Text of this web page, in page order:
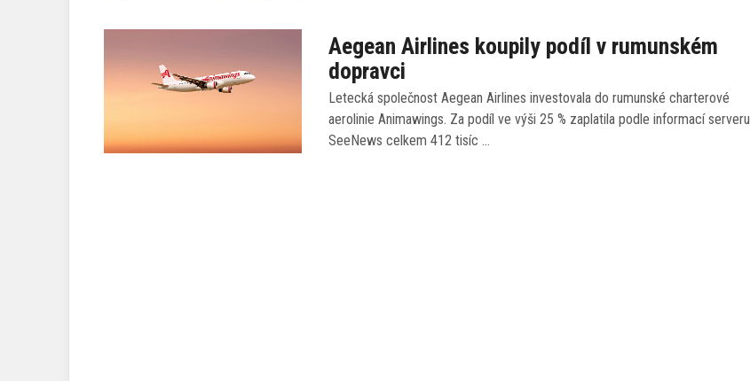
Aegean Airlines koupily podíl v rumunském
dopravci
Letecká společnost Aegean Airlines investovala do rumunské charterové
aerolinie Animawings. Za podíl ve výši 25 % zaplatila podle informací serveru
SeeNews celkem 412 tisíc …